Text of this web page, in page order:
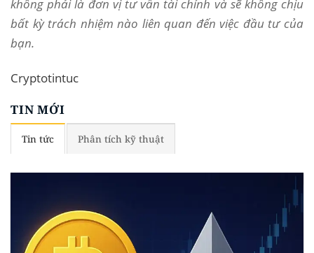
không phải là đơn vị tư vấn tài chính và sẽ không chịu
bất kỳ trách nhiệm nào liên quan đến việc đầu tư của
bạn.
Cryptotintuc
TIN MỚI
Tin tức Phân tích kỹ thuật